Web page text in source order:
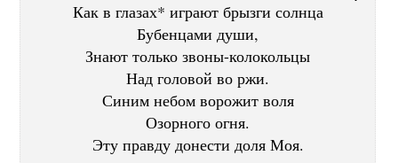
Как в глазах* играют брызги солнца
Бубенцами души,
Знают только звоны-колокольцы
Над головой во ржи.
Синим небом ворожит воля
Озорного огня.
Эту правду донести доля Моя.